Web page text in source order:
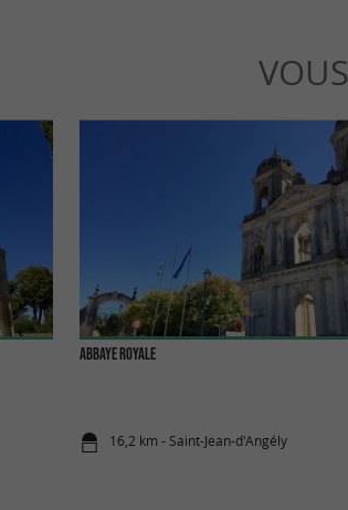
Abbaye Royale
16,2 km - Saint-Jean-d'Angély